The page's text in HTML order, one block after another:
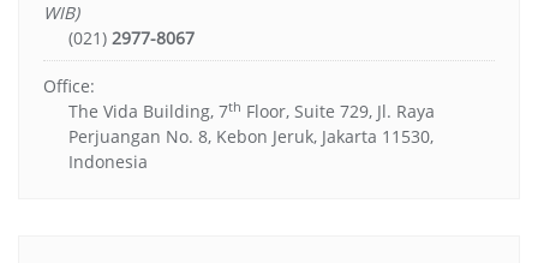
WIB)
(021) 2977-8067
Office:
The Vida Building, 7th Floor, Suite 729, Jl. Raya
Perjuangan No. 8, Kebon Jeruk, Jakarta 11530,
Indonesia